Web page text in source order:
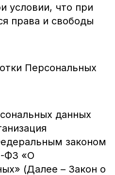
условии, что при
права и свободы
Персональных
данных
законом
ФЗ «О
(Далее – Закон о